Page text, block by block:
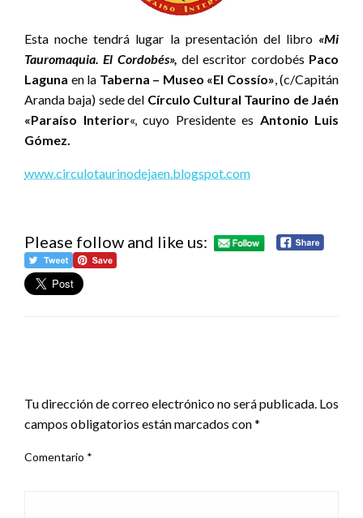
Esta noche tendrá lugar la presentación del libro «Mi
Tauromaquia. El Cordobés», del escritor cordobés Paco
Laguna en la Taberna – Museo «El Cossío» , (c/Capitán
Aranda baja) sede del Círculo Cultural Taurino de Jaén
«Paraíso Interior«, cuyo Presidente es Antonio Luis
Gómez.
www.circulotaurinodejaen.blogspot.com
Please follow and like us:
Tu dirección de correo electrónico no será publicada. Los
campos obligatorios están marcados con*
Comentario *